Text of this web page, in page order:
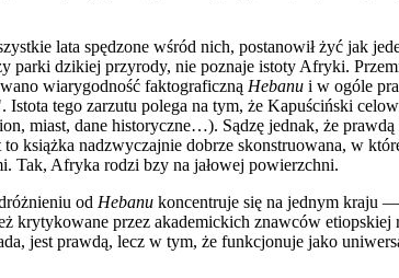
lata spędzone wśród nich, postanowił żyć jak
dzikiej przyrody, nie poznaje istoty Afryki.
wiarygodność faktograficzną Hebanu i w ogóle
tego zarzutu polega na tym, że Kapuściński
miast, dane historyczne…). Sądzę jednak, że prawdą
książka nadzwyczajnie dobrze skonstruowana, w
Tak, Afryka rodzi bzy na jałowej powierzchni.
od Hebanu koncentruje się na jednym kraju
krytykowane przez akademickich znawców
jest prawdą, lecz w tym, że funkcjonuje jako